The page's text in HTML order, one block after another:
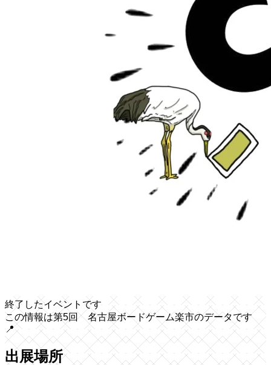
終了したイベントです
この情報は第5回 名古屋ボードゲーム楽市のデータです
📍
出展場所